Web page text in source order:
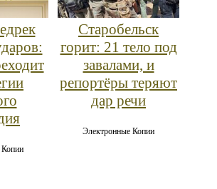
Старобельск
горит: 21 тело под
завалами, и
репортёры теряют
дар речи
Электронные Копии